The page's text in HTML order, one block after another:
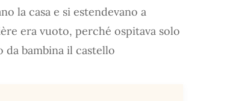
la casa e si estendevano a
era vuoto, perché ospitava solo
da bambina il castello